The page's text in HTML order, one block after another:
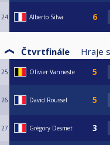
24 Alberto Silva
Čtvrtfinále Hraje
25 Olivier Vanneste
26 David Roussel
27 Grégory Desmet